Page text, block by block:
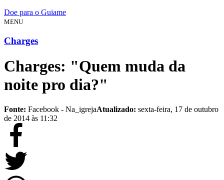
Doe para o Guiame
MENU
Charges
Charges: "Quem muda da
noite pro dia?"
Fonte: Facebook - Na_igrejaAtualizado: sexta-feira, 17 de outubro
de 2014 às 11:32